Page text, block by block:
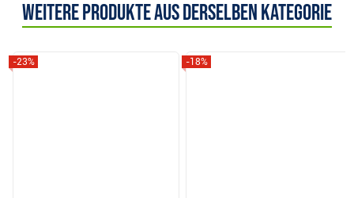
Weitere Produkte aus derselben Kategorie
-23% -18%